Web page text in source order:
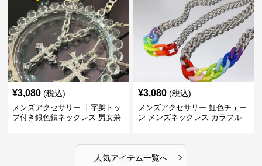
¥3,080 (税込)
メンズアクセサリー 十字架トッ
プ付き銀色鎖ネックレス 男女兼
¥3,080 (税込)
メンズアクセサリー 虹色チェー
ン メンズネックレス カラフル
人気アイテム一覧へ ›